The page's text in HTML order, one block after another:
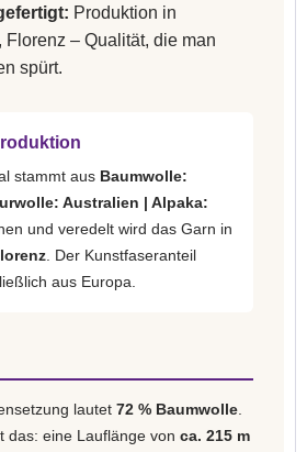
Produktion in
Florenz – Qualität, die man
spürt.
stammt aus Baumwolle:
Australien | Alpaka:
und veredelt wird das Garn in
. Der Kunstfaseranteil
aus Europa.
lautet 72 % Baumwolle
das: eine Lauflänge von ca. 215 m